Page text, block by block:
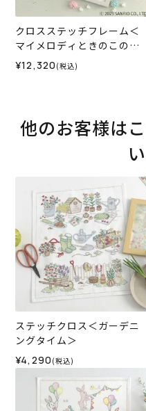
クロスステッチフレーム＜
マイメロディときのこの森
＞
¥12,320 (税込)
他のお客様は
ステッチクロス＜ガーデニ
ングタイム＞
¥4,290 (税込)